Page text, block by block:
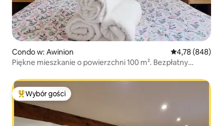
Condo w: Awinion Średnia
4,78 (848)
Piękne mieszkanie o powierzchni 100 m². Bezpłatny
Najpopularniejsze z kategorii Wybór gości
Wybór gości